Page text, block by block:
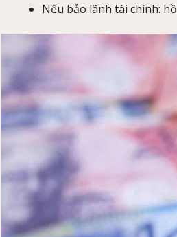
Nếu bảo lãnh tài chính: